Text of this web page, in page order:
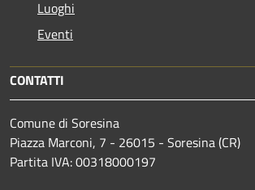
Luoghi
Eventi
CONTATTI
Comune di Soresina
Piazza Marconi, 7 - 26015 - Soresina (CR)
Partita IVA: 00318000197